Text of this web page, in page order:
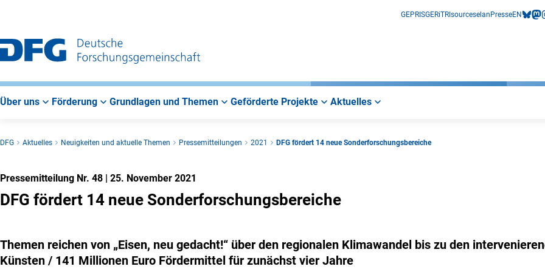
GEPRISGERiTRIsourceselan PresseEN
Über uns Förderung Grundlagen und Themen Geförderte Projekte Aktuelles
DFG Aktuelles Neuigkeiten und aktuelle Themen Pressemitteilungen 2021 DFG fördert 14 neue Sonderforschungsbereiche
Pressemitteilung Nr. 48 | 25. November 2021
DFG fördert 14 neue Sonderforschungsbereiche
Themen reichen von „Eisen, neu gedacht!“ über den regionalen Klimawandel bis zu den
Künsten / 141 Millionen Euro Fördermittel für zunächst vier Jahre